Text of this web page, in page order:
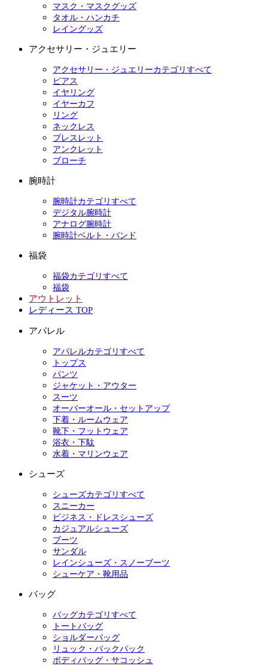
マスク・マスクグッズ
タオル・ハンカチ
レイングッズ
アクセサリー・ジュエリー
アクセサリー・ジュエリーカテゴリすべて
ピアス
イヤリング
イヤーカフ
リング
ネックレス
ブレスレット
アンクレット
ブローチ
腕時計
腕時計カテゴリすべて
デジタル腕時計
アナログ腕時計
腕時計ベルト・バンド
福袋
福袋カテゴリすべて
福袋
アウトレット
レディース TOP
アパレル
アパレルカテゴリすべて
トップス
パンツ
ジャケット・アウター
スーツ
オーバーオール・セットアップ
下着・ルームウェア
靴下・フットウェア
浴衣・下駄
水着・マリンウェア
シューズ
シューズカテゴリすべて
スニーカー
ビジネス・ドレスシューズ
カジュアルシューズ
ブーツ
サンダル
レインシューズ・スノーブーツ
シューケア・靴用品
バッグ
バッグカテゴリすべて
トートバッグ
ショルダーバッグ
リュック・バックパック
ボディバッグ・サコッシュ